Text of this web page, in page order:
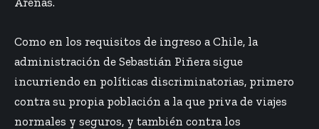
Como en los requisitos de ingreso a Chile, la
administración de Sebastián Piñera sigue
incurriendo en políticas discriminatorias, primero
contra su propia población a la que priva de viajes
normales y seguros, y también contra los